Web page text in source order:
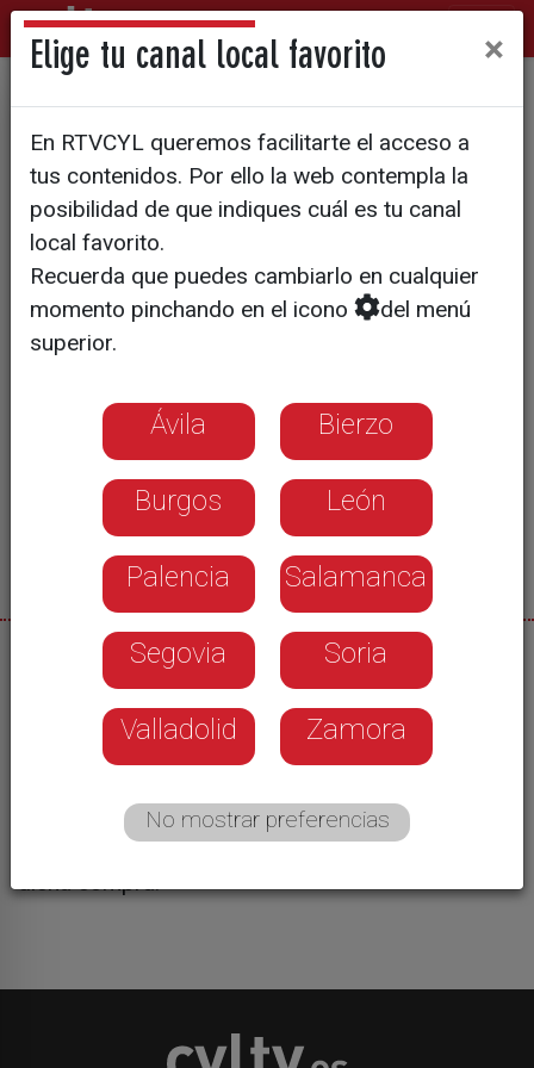
Cena benéfica en favor de
Lucas, el niño con
encefalopatía epiléptica
04/06/2026
Tendrá lugar en las instalaciones de Tools en el
Parque Tecnológico de Boecillo, donde trabaja el
padre de Lucas, un niño que necesita cuidados
las 24 horas del día. Lucas y su familia requieren
de material adaptado a su edad y patología, el
dicha compra.
Elige tu canal local favorito ×
En RTVCYL queremos facilitarte el acceso a
tus contenidos. Por ello la web contempla la
posibilidad de que indiques cuál es tu canal
local favorito.
Recuerda que puedes cambiarlo en cualquier
momento pinchando en el icono
del menú
superior.
Ávila Bierzo
Burgos León
Palencia Salamanca
Segovia Soria
Valladolid Zamora
No mostrar preferencias